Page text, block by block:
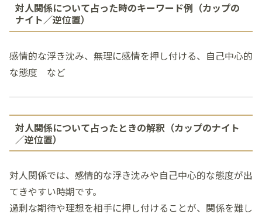
対人関係について占った時のキーワード例（カップの
ナイト／逆位置）
感情的な浮き沈み、無理に感情を押し付ける、自己中心的
な態度 など
対人関係について占ったときの解釈（カップのナイト
／逆位置）
対人関係では、感情的な浮き沈みや自己中心的な態度が出
てきやすい時期です。
過剰な期待や理想を相手に押し付けることが、関係を難し